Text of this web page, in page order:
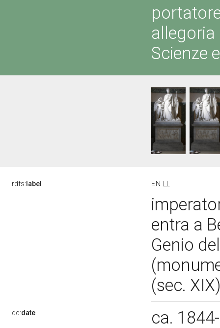
allegoria
Scienze
rdfs: label EN IT
entra a
Genio
(sec.
dc:date ca.